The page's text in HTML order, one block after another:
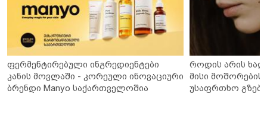
ფერმენტირებული ინგრედიენტები
კანის მოვლაში - კორეული ინოვაციური
ბრენდი Manyo საქართველოშია
როდის არის
მისი მოშორების
უსაფრთხო გზები